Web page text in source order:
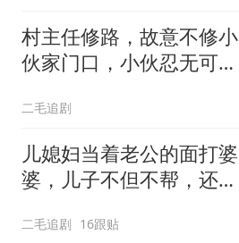
村主任修路，故意不修小
伙家门口，小伙忍无可忍
二毛追剧
儿媳妇当着老公的面打婆
婆，儿子不但不帮，还助
二毛追剧 16跟贴